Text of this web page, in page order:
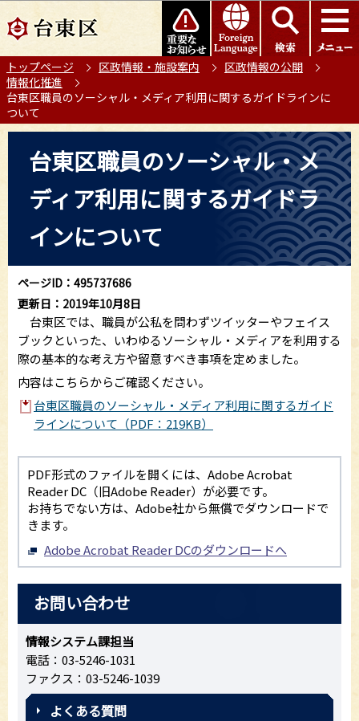
の
ー
ジ
の
先
このページの本文へ移動
トップページ 区政情報・施設案内
区政情報の公開
情報化推進
台東区職員のソーシャル・メディア利用に関するガイドラインに
ついて
台東区職員のソーシャル・メ
ディア利用に関するガイドラ
インについて
ページID：495737686
更新日：2019年10月8日
台東区では、職員が公私を問わずツイッターやフェイス
ブックといった、いわゆるソーシャル・メディアを利用する
際の基本的な考え方や留意すべき事項を定めました。
内容はこちらからご確認ください。
台東区職員のソーシャル・メディア利用に関するガイド
ラインについて（PDF：219KB）
PDF形式のファイルを開くには、Adobe Acrobat
Reader DC（旧Adobe Reader）が必要です。
お持ちでない方は、Adobe社から無償でダウンロードで
きます。
Adobe Acrobat Reader DCのダウンロードへ
お問い合わせ
情報システム課担当
電話：03-5246-1031
ファクス：03-5246-1039
よくある質問